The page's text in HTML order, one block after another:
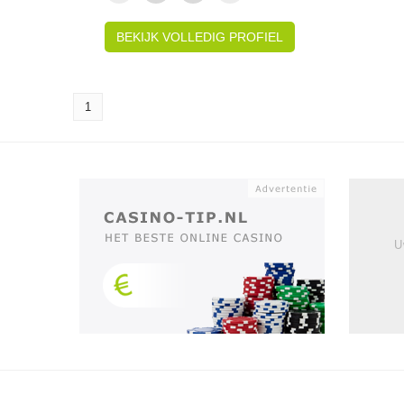
BEKIJK VOLLEDIG PROFIEL
1